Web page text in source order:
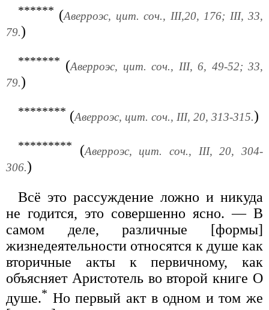
****** (Аверроэс, цит. соч., III,20, 176; III, 33,
79.)
******* (Аверроэс, цит. соч., III, 6, 49-52; 33,
79.)
******** (Аверроэс, цит. соч., III, 20, 313-315.)
********* (Аверроэс, цит. соч., III, 20, 304-
306.)
Всё это рассуждение ложно и никуда
не годится, это совершенно ясно. — В
самом деле, различные [формы]
жизнедеятельности относятся к душе как
вторичные акты к первичному, как
объясняет Аристотель во второй книге О
душе.* Но первый акт в одном и том же